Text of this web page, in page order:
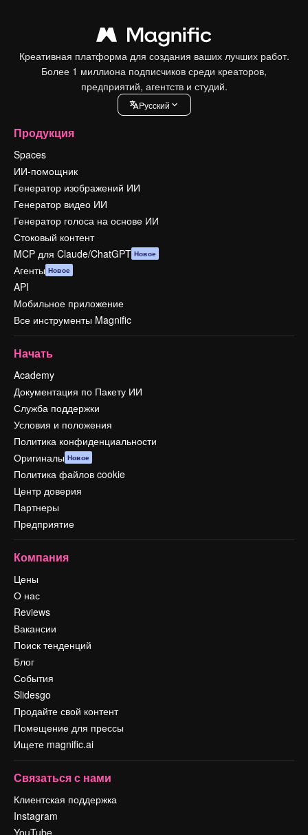
Креативная платформа для создания ваших лучших работ.
Более 1 миллиона подписчиков среди креаторов,
предприятий, агентств и студий.
Pусский
Продукция
Spaces
ИИ-помощник
Генератор изображений ИИ
Генератор видео ИИ
Генератор голоса на основе ИИ
Стоковый контент
MCP для Claude/ChatGPT Новое
Агенты Новое
API
Мобильное приложение
Все инструменты Magnific
Начать
Academy
Документация по Пакету ИИ
Служба поддержки
Условия и положения
Политика конфиденциальности
Оригиналы Новое
Политика файлов cookie
Центр доверия
Партнеры
Предприятие
Компания
Цены
О нас
Reviews
Вакансии
Поиск тенденций
Блог
События
Slidesgo
Продайте свой контент
Помещение для прессы
Ищете magnific.ai
Связаться с нами
Клиентская поддержка
Instagram